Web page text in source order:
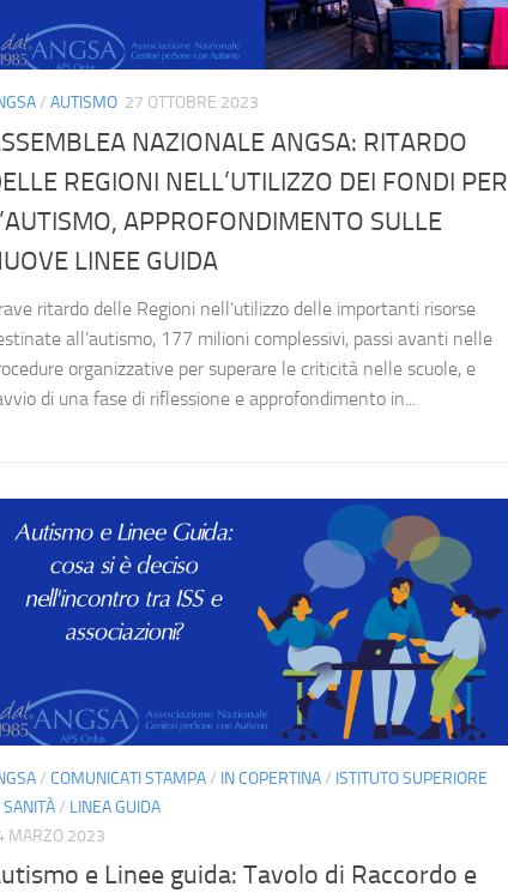
/ AUTISMO 27 OTTOBRE 2023
NAZIONALE ANGSA: RITARDO
REGIONI NELL’UTILIZZO DEI FONDI PER
APPROFONDIMENTO SULLE
LINEE GUIDA
ritardo delle Regioni nell’utilizzo delle importanti risorse
all’autismo, 177 milioni complessivi, passi avanti nelle
organizzative per superare le criticità nelle scuole, e
di una fase di riflessione e approfondimento in...
/ COMUNICATI STAMPA/ IN COPERTINA/ ISTITUTO SUPERIORE
SANITÀ/ LINEA GUIDA
MARZO 2023
e Linee guida: Tavolo di Raccordo e